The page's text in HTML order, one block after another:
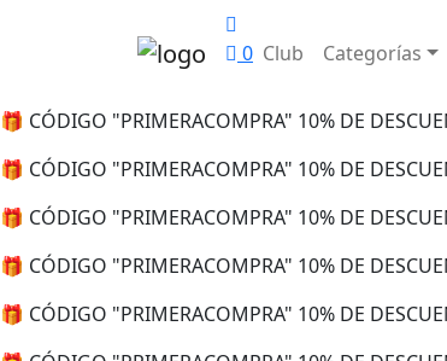
0 Club Categorías
🎁 CÓDIGO "PRIMERACOMPRA" 10% DE
🎁 CÓDIGO "PRIMERACOMPRA" 10% DE
🎁 CÓDIGO "PRIMERACOMPRA" 10% DE
🎁 CÓDIGO "PRIMERACOMPRA" 10% DE
🎁 CÓDIGO "PRIMERACOMPRA" 10% DE